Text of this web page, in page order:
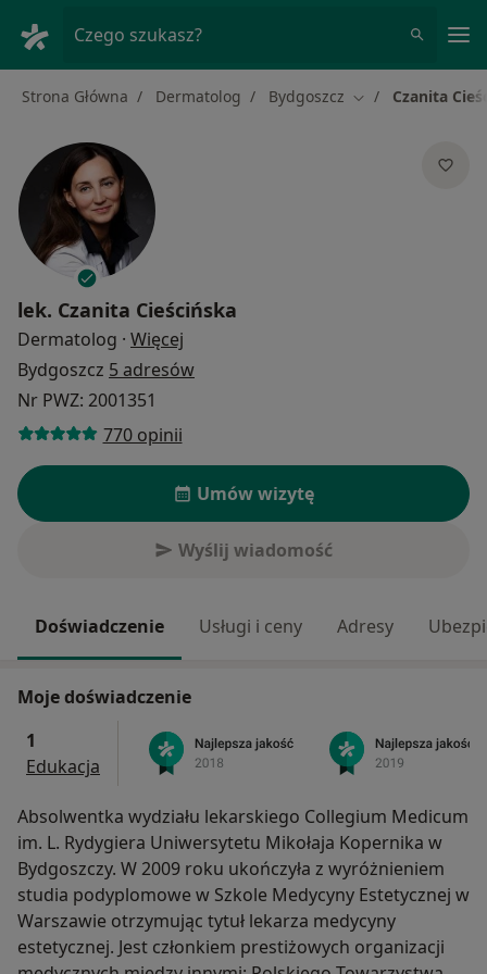
Czego szukasz?
Strona Główna Dermatolog Bydgoszcz Zmień miasto
Czanita
lek. Czanita Cieścińska
Dermatolog · Więcej
Bydgoszcz 5 adresów
Nr PWZ: 2001351
770 opinii
Umów wizytę
Wyślij wiadomość
Doświadczenie Usługi i ceny Adresy
Moje doświadczenie
1
Edukacja
Absolwentka wydziału lekarskiego Collegium Medicum
im. L. Rydygiera Uniwersytetu Mikołaja Kopernika w
Bydgoszczy. W 2009 roku ukończyła z wyróżnieniem
studia podyplomowe w Szkole Medycyny Estetycznej w
Warszawie otrzymując tytuł lekarza medycyny
estetycznej. Jest członkiem prestiżowych organizacji